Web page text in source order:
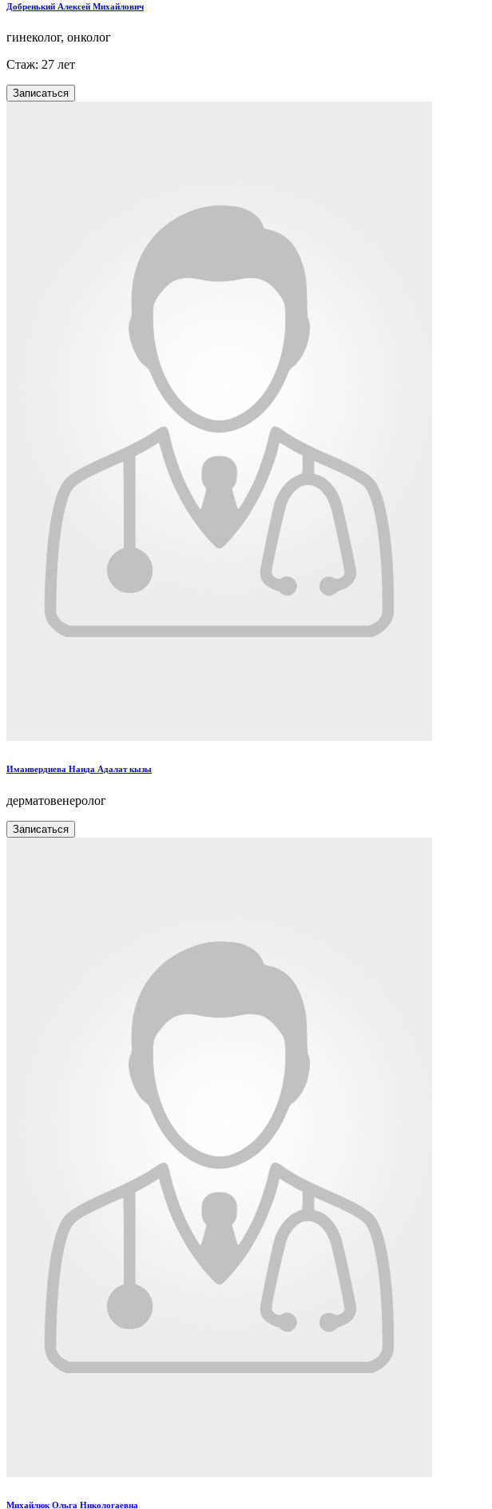
Добренький Алексей Михайлович
гинеколог, онколог
Стаж: 27 лет
Записаться
Иманвердиева Наида Адалат кызы
дерматовенеролог
Записаться
Михайлюк Ольга Никологаевна